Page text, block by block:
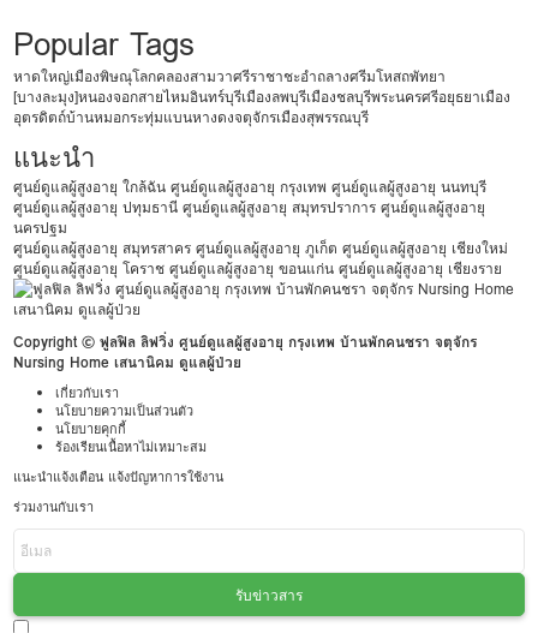
Popular Tags
หาดใหญ่เมืองพิษณุโลกคลองสามวาศรีราชาชะอำถลางศรีมโหสถพัทยา
[บางละมุง]หนองจอกสายไหมอินทร์บุรีเมืองลพบุรีเมืองชลบุรีพระนครศรีอยุธยาเมือง
อุตรดิตถ์บ้านหมอกระทุ่มแบนหางดงจตุจักรเมืองสุพรรณบุรี
แนะนำ
ศูนย์ดูแลผู้สูงอายุ ใกล้ฉัน ศูนย์ดูแลผู้สูงอายุ กรุงเทพ ศูนย์ดูแลผู้สูงอายุ นนทบุรี
ศูนย์ดูแลผู้สูงอายุ ปทุมธานี ศูนย์ดูแลผู้สูงอายุ สมุทรปราการ ศูนย์ดูแลผู้สูงอายุ
นครปฐม
ศูนย์ดูแลผู้สูงอายุ สมุทรสาคร ศูนย์ดูแลผู้สูงอายุ ภูเก็ต ศูนย์ดูแลผู้สูงอายุ เชียงใหม่
ศูนย์ดูแลผู้สูงอายุ โคราช ศูนย์ดูแลผู้สูงอายุ ขอนแก่น ศูนย์ดูแลผู้สูงอายุ เชียงราย
Copyright © ฟูลฟิล ลิฟวิ่ง ศูนย์ดูแลผู้สูงอายุ กรุงเทพ บ้านพักคนชรา จตุจักร
Nursing Home เสนานิคม ดูแลผู้ป่วย
เกี่ยวกับเรา
นโยบายความเป็นส่วนตัว
นโยบายคุกกี้
ร้องเรียนเนื้อหาไม่เหมาะสม
แนะนำแจ้งเตือน แจ้งปัญหาการใช้งาน
ร่วมงานกับเรา
รับข่าวสาร